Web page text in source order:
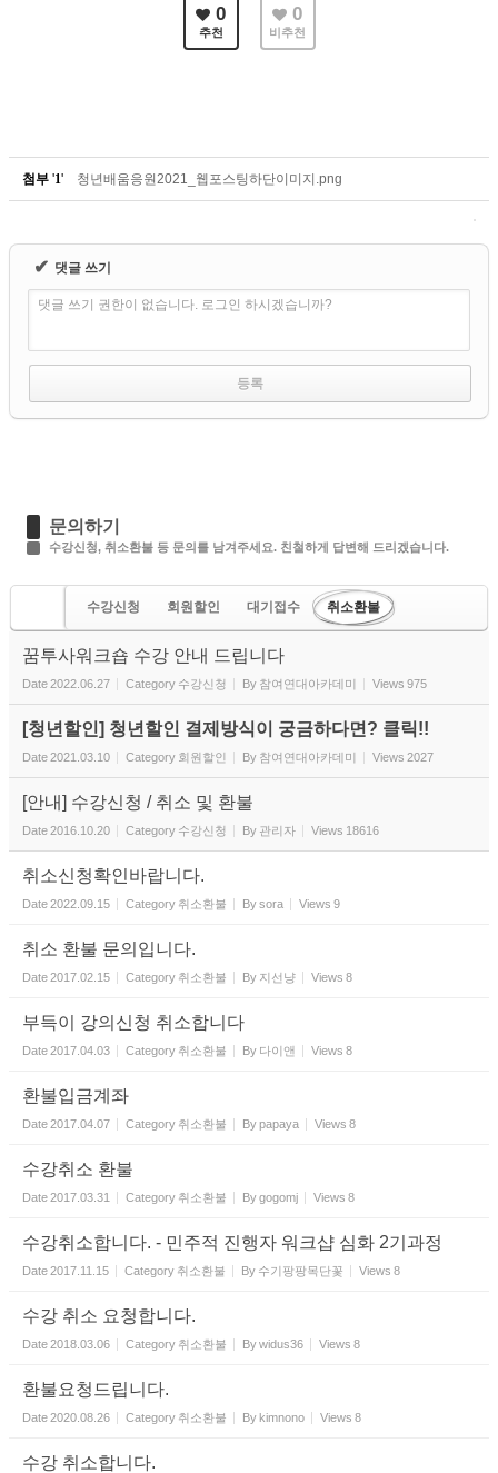
0
추천
0
비추천
첨부 '1' 청년배움응원2021_웹포스팅하단이미지.png
✔ 댓글 쓰기
댓글 쓰기 권한이 없습니다. 로그인 하시겠습니까?
문의하기
수강신청, 취소환불 등 문의를 남겨주세요. 친철하게 답변해 드리겠습니다.
수강신청 회원할인 대기접수 취소환불
꿈투사워크숍 수강 안내 드립니다
Date2022.06.27 Category 수강신청 By 참여연대아카데미 Views 975
[청년할인] 청년할인 결제방식이 궁금하다면? 클릭!!
Date2021.03.10 Category 회원할인 By 참여연대아카데미 Views 2027
[안내] 수강신청 / 취소 및 환불
Date2016.10.20 Category 수강신청 By 관리자 Views 18616
취소신청확인바랍니다.
Date2022.09.15 Category 취소환불 Bysora Views 9
취소 환불 문의입니다.
Date2017.02.15 Category 취소환불 By 지선냥 Views 8
부득이 강의신청 취소합니다
Date2017.04.03 Category 취소환불 By 다이앤 Views 8
환불입금계좌
Date2017.04.07 Category 취소환불 Bypapaya Views 8
수강취소 환불
Date2017.03.31 Category 취소환불 Bygogomj Views 8
수강취소합니다. - 민주적 진행자 워크샵 심화 2기과정
Date2017.11.15 Category 취소환불 By 수기팡팡목단꽃 Views 8
수강 취소 요청합니다.
Date2018.03.06 Category 취소환불 Bywidus36 Views 8
환불요청드립니다.
Date2020.08.26 Category 취소환불 Bykimnono Views 8
수강 취소합니다.